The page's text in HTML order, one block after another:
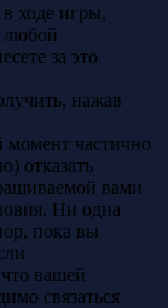
ходе игры,
любой
за это
нажав
момент частично
отказать
вами
Ни одна
пока вы
вашей
связаться